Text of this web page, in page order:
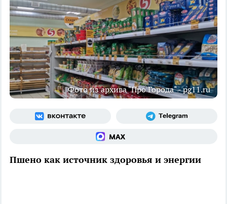
Фото из архива "Про Города" - pg11.ru
Пшено как источник здоровья и энергии